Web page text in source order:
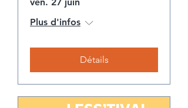
Plus d'infos
Détails